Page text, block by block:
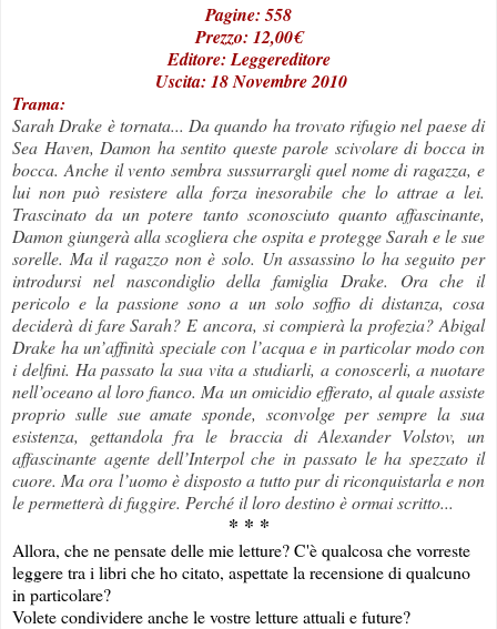
Pagine: 558
Prezzo: 12,00€
Editore: Leggereditore
Uscita: 18 Novembre 2010
Trama:
Sarah Drake è tornata... Da quando ha trovato rifugio nel paese di
Sea Haven, Damon ha sentito queste parole scivolare di bocca in
bocca. Anche il vento sembra sussurrargli quel nome di ragazza, e
lui non può resistere alla forza inesorabile che lo attrae a lei.
Trascinato da un potere tanto sconosciuto quanto affascinante,
Damon giungerà alla scogliera che ospita e protegge Sarah e le sue
sorelle. Ma il ragazzo non è solo. Un assassino lo ha seguito per
introdursi nel nascondiglio della famiglia Drake. Ora che il
pericolo e la passione sono a un solo soffio di distanza, cosa
deciderà di fare Sarah? E ancora, si compierà la profezia? Abigal
Drake ha un’affinità speciale con l’acqua e in particolar modo con
i delfini. Ha passato la sua vita a studiarli, a conoscerli, a nuotare
nell’oceano al loro fianco. Ma un omicidio efferato, al quale assiste
proprio sulle sue amate sponde, sconvolge per sempre la sua
esistenza, gettandola fra le braccia di Alexander Volstov, un
affascinante agente dell’Interpol che in passato le ha spezzato il
cuore. Ma ora l’uomo è disposto a tutto pur di riconquistarla e non
le permetterà di fuggire. Perché il loro destino è ormai scritto...
* * *
Allora, che ne pensate delle mie letture? C'è qualcosa che vorreste
leggere tra i libri che ho citato, aspettate la recensione di qualcuno
in particolare?
Volete condividere anche le vostre letture attuali e future?